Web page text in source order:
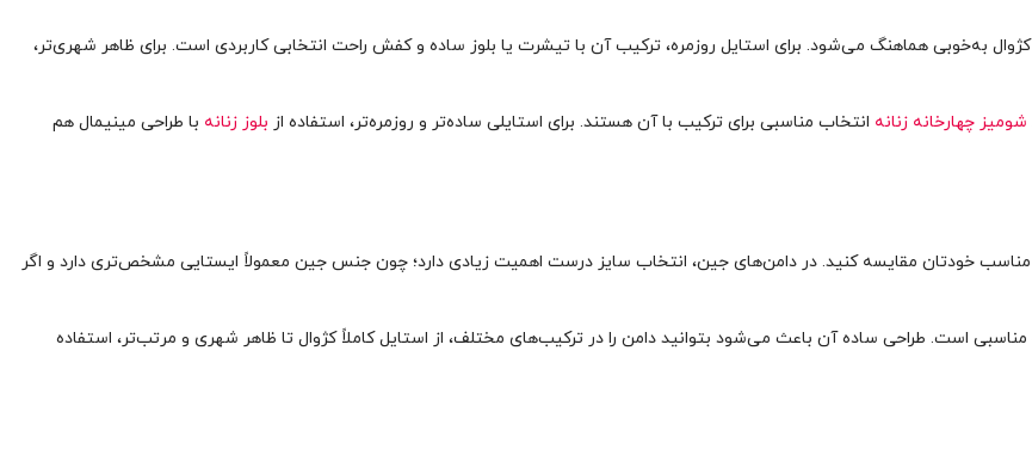
به‌خوبی هماهنگ می‌شود. برای استایل روزمره، ترکیب آن با تیشرت یا بلوز ساده و کفش راحت انتخابی کاربردی است. برای ظاهر شهری‌تر،
شومیز چهارخانه زنانه انتخاب مناسبی برای ترکیب با آن هستند. برای استایلی ساده‌تر و روزمره‌تر، استفاده از بلوز زنانه با طراحی مینیمال هم
مناسب خودتان مقایسه کنید. در دامن‌های جین، انتخاب سایز درست اهمیت زیادی دارد؛ چون جنس جین معمولاً ایستایی مشخص‌تری دارد و اگر
است. طراحی ساده آن باعث می‌شود بتوانید دامن را در ترکیب‌های مختلف، از استایل کاملاً کژوال تا ظاهر شهری و مرتب‌تر، استفاده